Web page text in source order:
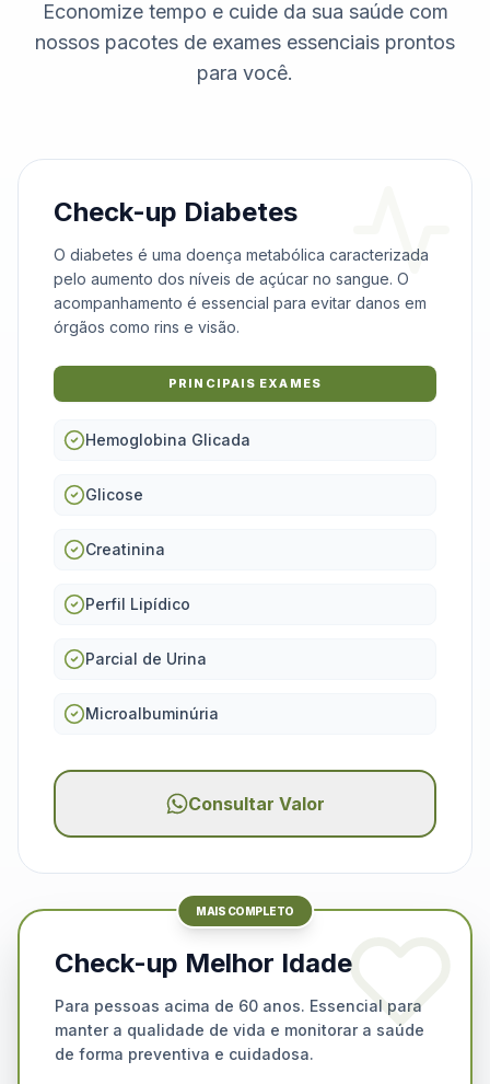
Economize tempo e cuide da sua saúde com
nossos pacotes de exames essenciais prontos
para você.
Check-up Diabetes
O diabetes é uma doença metabólica caracterizada
pelo aumento dos níveis de açúcar no sangue. O
acompanhamento é essencial para evitar danos em
órgãos como rins e visão.
PRINCIPAIS EXAMES
Hemoglobina Glicada
Glicose
Creatinina
Perfil Lipídico
Parcial de Urina
Microalbuminúria
Consultar Valor
MAIS COMPLETO
Check-up Melhor Idade
Para pessoas acima de 60 anos. Essencial para
manter a qualidade de vida e monitorar a saúde
de forma preventiva e cuidadosa.